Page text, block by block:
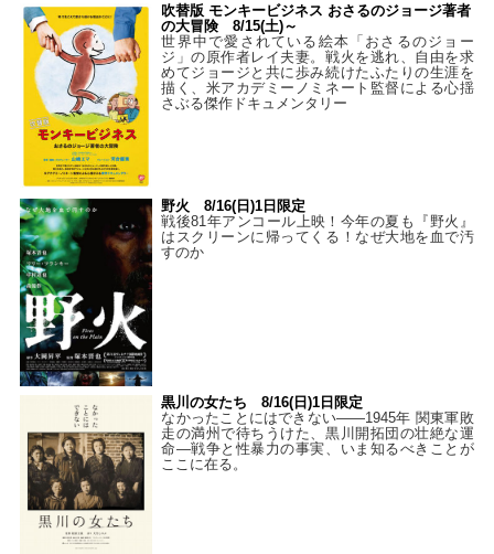
吹替版 モンキービジネス おさるのジョージ著者
の大冒険 8/15(土)～
世界中で愛されている絵本「おさるのジョー
ジ」の原作者レイ夫妻。戦火を逃れ、自由を求
めてジョージと共に歩み続けたふたりの生涯を
描く、米アカデミーノミネート監督による心揺
さぶる傑作ドキュメンタリー
野火 8/16(日)1日限定
戦後81年アンコール上映！今年の夏も『野火』
はスクリーンに帰ってくる！なぜ大地を血で汚
すのか
黒川の女たち 8/16(日)1日限定
なかったことにはできない——1945年 関東軍敗
走の満州で待ちうけた、黒川開拓団の壮絶な運
命―戦争と性暴力の事実、いま知るべきことが
ここに在る。